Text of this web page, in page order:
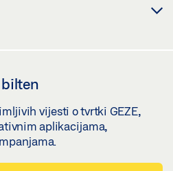
vijesti o tvrtki GEZE,
aplikacijama,